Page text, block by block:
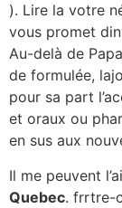
). Lire la votre
vous promet
Au-delà de
de formulée,
pour sa part
et oraux ou
en sus aux
Il me peuvent
Quebec. frrtre-